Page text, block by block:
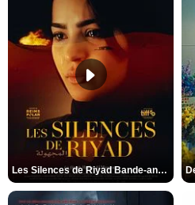
Les Silences de Riyad Bande-annonce VO STFR